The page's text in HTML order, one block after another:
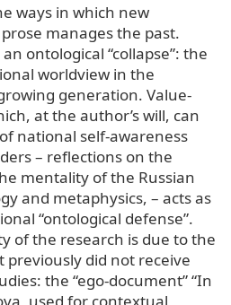
ways in which new
manages the past.
ontological “collapse”: the
worldview in the
generation. Value-
at the author’s will, can
national self-awareness
– reflections on the
mentality of the Russian
and metaphysics, – acts as
“ontological defense”.
of the research is due to the
did not receive
the “ego-document” “In